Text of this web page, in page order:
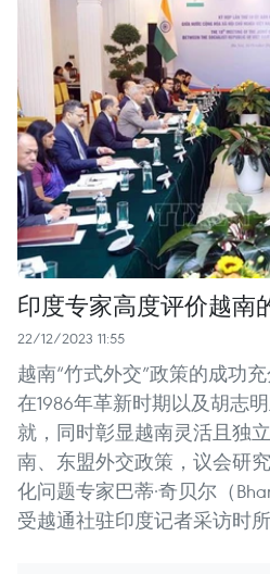
印度专家高度评价越南
22/12/2023 11:55
越南“竹式外交”政策的成功
在1986年革新时期以及胡志
就，同时彰显越南灵活且独
南、东盟外交政策，议会研
化问题专家巴蒂·奇贝尔（
受越通社驻印度记者采访时所